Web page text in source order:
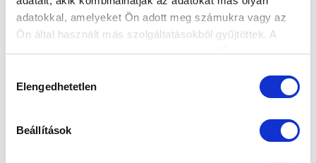
adatokkal, amelyeket Ön adott meg számukra vagy az
Ön által használt más szolgáltatásokból gyűjtöttek. A
weboldalon való böngészés folytatásával Ön hozzájárul a
kiválasztása
Elengedhetetlen
Beállítások